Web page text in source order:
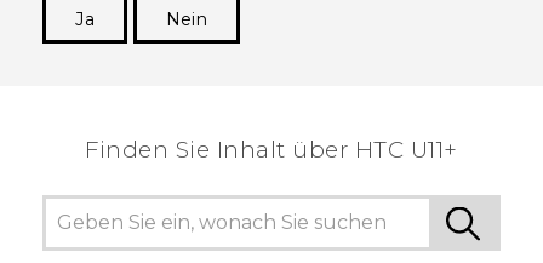
Ja
Nein
Finden Sie Inhalt über‎ HTC U11+